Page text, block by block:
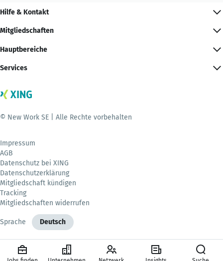
Hilfe & Kontakt
Mitgliedschaften
Hauptbereiche
Services
© New Work SE | Alle Rechte vorbehalten
Impressum
AGB
Datenschutz bei XING
Datenschutzerklärung
Mitgliedschaft kündigen
Tracking
Mitgliedschaften widerrufen
Sprache Deutsch